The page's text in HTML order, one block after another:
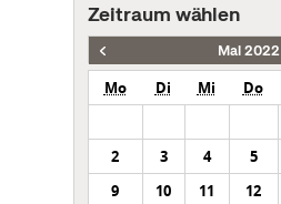
Zeitraum wählen
Mai 2022
Mo Di Mi Do
2
3 4 5
9
10 11 12